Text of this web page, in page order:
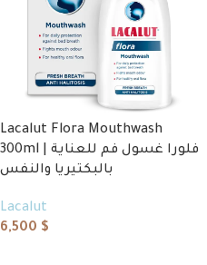
Lacalut Flora Mouthwash
300ml | فلورا غسول فم للعناية
بالبكتيريا والنفس
Lacalut
6,500 $